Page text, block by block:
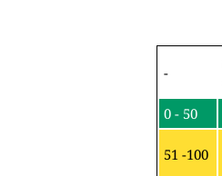
-
0 - 50
51 -100